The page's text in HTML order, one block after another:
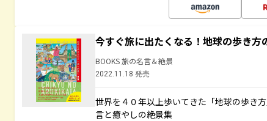
今すぐ旅に出たくなる！地球の歩き方
BOOKS 旅の名言＆絶景
2022.11.18 発売
世界を４０年以上歩いてきた「地球の歩き
言と癒やしの絶景集